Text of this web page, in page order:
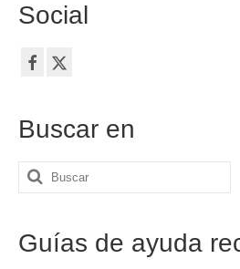
Social
Buscar en
Buscar
Guías de ayuda